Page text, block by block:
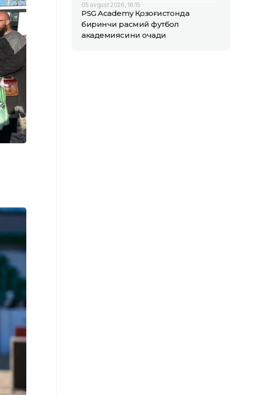
05 avgust 2026, 16:15
PSG Academy Қозоғистонда
биринчи расмий футбол
академиясини очади